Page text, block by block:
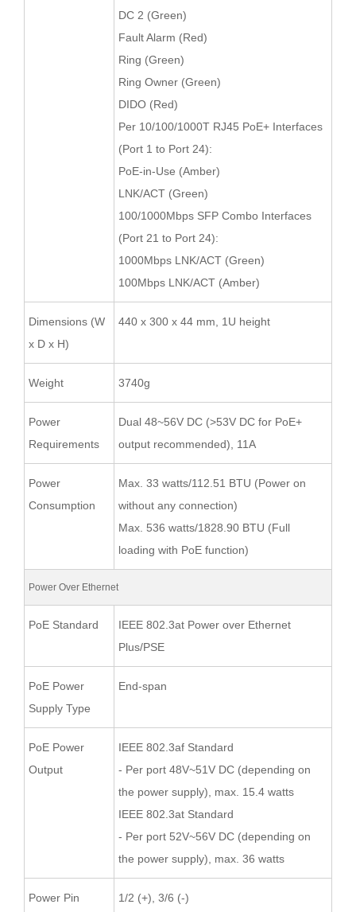
DC 2 (Green)
Fault Alarm (Red)
Ring (Green)
Ring Owner (Green)
DIDO (Red)
Per 10/100/1000T RJ45 PoE+ Interfaces
(Port 1 to Port 24):
PoE-in-Use (Amber)
LNK/ACT (Green)
100/1000Mbps SFP Combo Interfaces
(Port 21 to Port 24):
1000Mbps LNK/ACT (Green)
100Mbps LNK/ACT (Amber)
Dimensions (W
x D x H)
440 x 300 x 44 mm, 1U height
Weight 3740g
Power
Requirements
Dual 48~56V DC (>53V DC for PoE+
output recommended), 11A
Power
Consumption
Max. 33 watts/112.51 BTU (Power on
without any connection)
Max. 536 watts/1828.90 BTU (Full
loading with PoE function)
Power Over Ethernet
PoE Standard
IEEE 802.3at Power over Ethernet
Plus/PSE
PoE Power
Supply Type
End-span
PoE Power
Output
IEEE 802.3af Standard
- Per port 48V~51V DC (depending on
the power supply), max. 15.4 watts
IEEE 802.3at Standard
- Per port 52V~56V DC (depending on
the power supply), max. 36 watts
Power Pin
1/2 (+), 3/6 (-)